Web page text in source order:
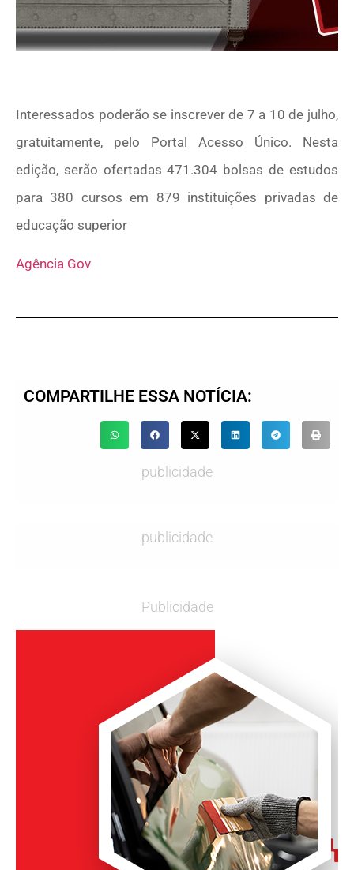
Interessados poderão se inscrever de 7 a 10 de julho,
gratuitamente, pelo Portal Acesso Único. Nesta
edição, serão ofertadas 471.304 bolsas de estudos
para 380 cursos em 879 instituições privadas de
educação superior
Agência Gov
COMPARTILHE ESSA NOTÍCIA:
publicidade
publicidade
Publicidade